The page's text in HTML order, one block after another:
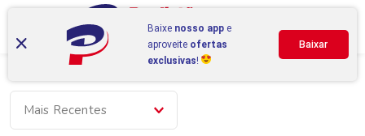
Mais Recentes
Baixe nosso app e
aproveite ofertas
exclusivas!
Baixar